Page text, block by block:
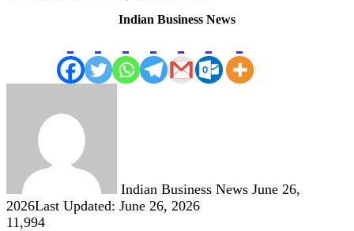
Indian Business News
Indian Business News June 26,
2026Last Updated: June 26, 2026
11,994